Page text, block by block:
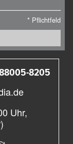
* Pflichtfeld
8205
Uhr,